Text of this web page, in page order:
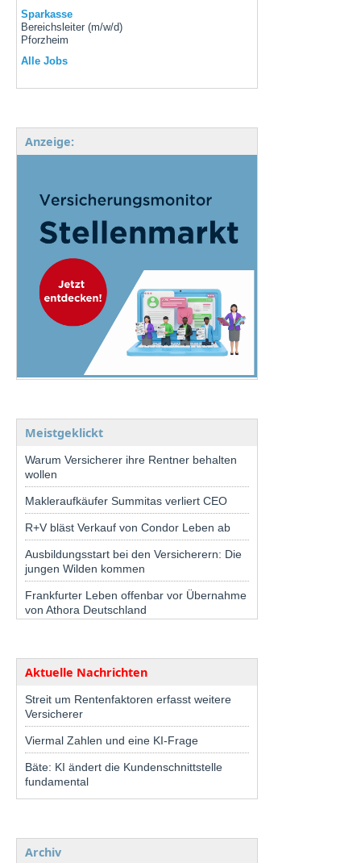
Sparkasse
Bereichsleiter (m/w/d)
Pforzheim
Alle Jobs
Anzeige:
Meistgeklickt
Warum Versicherer ihre Rentner behalten
wollen
Makleraufkäufer Summitas verliert CEO
R+V bläst Verkauf von Condor Leben ab
Ausbildungsstart bei den Versicherern: Die
jungen Wilden kommen
Frankfurter Leben offenbar vor Übernahme
von Athora Deutschland
Aktuelle Nachrichten
Streit um Rentenfaktoren erfasst weitere
Versicherer
Viermal Zahlen und eine KI-Frage
Bäte: KI ändert die Kundenschnittstelle
fundamental
Archiv